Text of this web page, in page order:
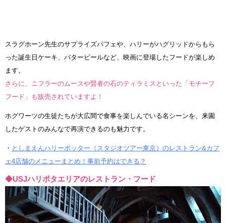
スラグホーン先生のサプライズパフェや、ハリーがハグリッドからもら
った誕生日ケーキ、バタービールなど、映画に登場したフードが楽しめ
ます。
さらに、ニフラーのムースや賢者の石のティラミスといった「モチーフ
フード」も販売されていますよ！
ホグワーツの生徒たちが大広間で食事を楽しんでいる名シーンを、来園
したゲストのみんなで再演できるのも魅力です。
・ としまえんハリーポッター（スタジオツアー東京）のレストラン&カフ
ェ4店舗のメニューまとめ！事前予約はできる？
◆USJハリポタエリアのレストラン・フード